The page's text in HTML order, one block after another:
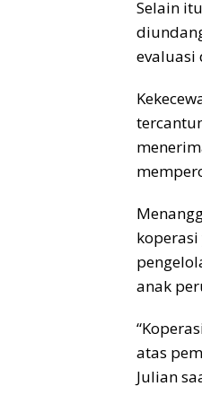
Selain
evaluasi
anak
atas
Julian